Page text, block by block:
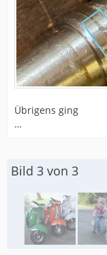
Übrigens ging
…
Bild 3 von 3